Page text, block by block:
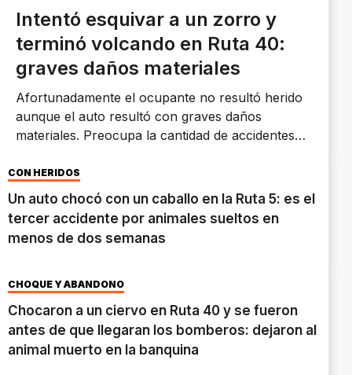
Intentó esquivar a un zorro y
terminó volcando en Ruta 40:
graves daños materiales
Afortunadamente el ocupante no resultó herido
aunque el auto resultó con graves daños
materiales. Preocupa la cantidad de accidentes
CON HERIDOS
Un auto chocó con un caballo en la Ruta 5: es el
tercer accidente por animales sueltos en
menos de dos semanas
CHOQUE Y ABANDONO
Chocaron a un ciervo en Ruta 40 y se fueron
antes de que llegaran los bomberos: dejaron al
animal muerto en la banquina